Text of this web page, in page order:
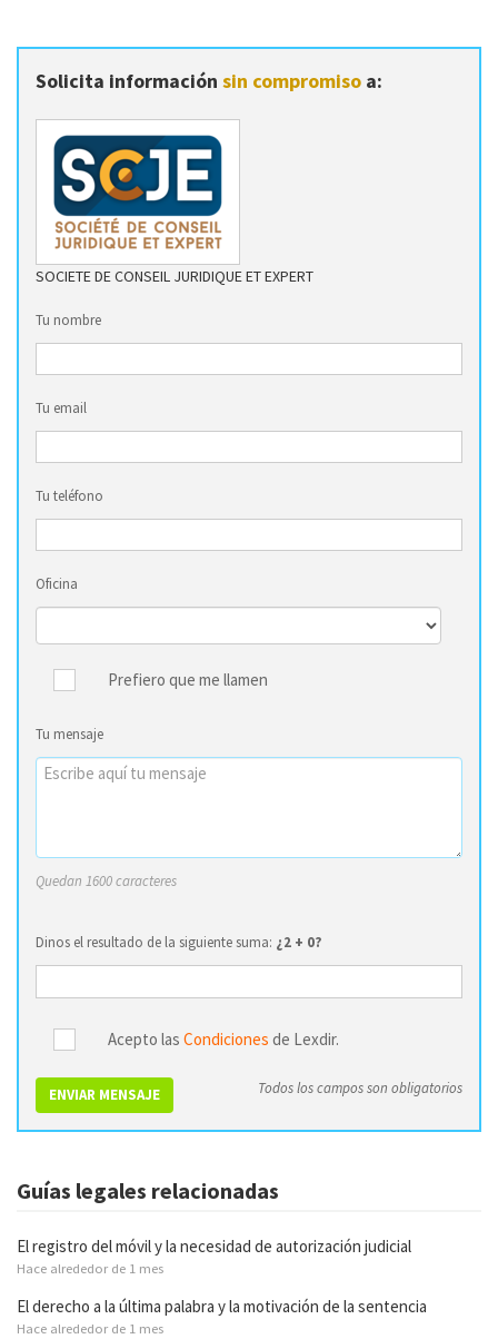
Solicita información sin compromiso a:
SOCIETE DE CONSEIL JURIDIQUE ET EXPERT
Tu nombre
Tu email
Tu teléfono
Oficina
Prefiero que me llamen
Tu mensaje
Quedan 1600 caracteres
Dinos el resultado de la siguiente suma: ¿2 + 0?
Acepto las Condiciones de Lexdir.
ENVIAR MENSAJE Todos los campos son obligatorios
Guías legales relacionadas
El registro del móvil y la necesidad de autorización judicial
Hace alrededor de 1 mes
El derecho a la última palabra y la motivación de la sentencia
Hace alrededor de 1 mes